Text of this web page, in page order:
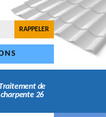
de
charpente 26